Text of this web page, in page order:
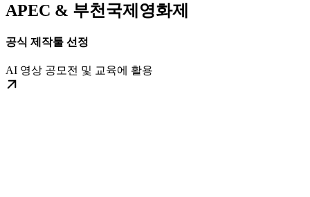
APEC & 부천국제영화제
공식 제작툴 선정
AI 영상 공모전 및 교육에 활용